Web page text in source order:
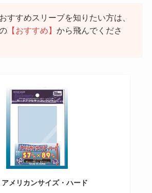
すすめスリーブを知りたい方は、
【おすすめ】から飛んでくださ
メリカンサイズ・ハード